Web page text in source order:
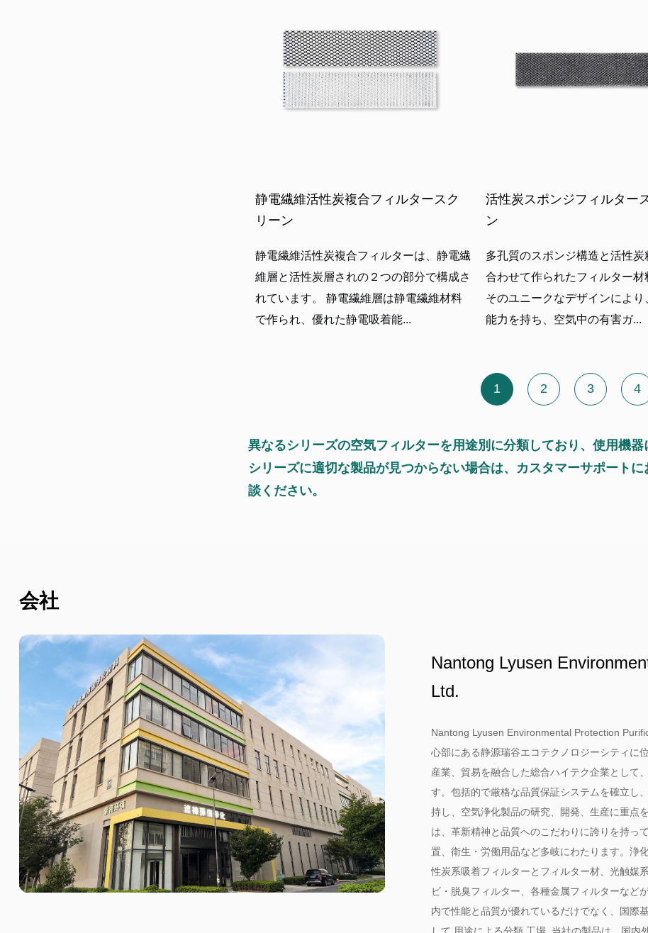
静電繊維活性炭複合フィルタースク
リーン
静電繊維活性炭複合フィルターは、静電繊
維層と活性炭層されの２つの部分で構成さ
れています。 静電繊維層は静電繊維材料
で作られ、優れた静電吸着能...
活性炭スポンジフィルター
ン
多孔質のスポンジ構造と活性炭
合わせて作られたフィルター材
そのユニークなデザインにより
能力を持ち、空気中の有害ガ...
1 2 3 4
異なるシリーズの空気フィルターを用途別に分類しており、使用機
シリーズに適切な製品が見つからない場合は、カスタマーサポート
談ください。
会社
Nantong Lyusen
Ltd.
Nantong Lyusen Environmental Protection
心部にある静源瑞谷エコテクノロジーシティに
産業、貿易を融合した総合ハイテク企業として
す。包括的で厳格な品質保証システムを確立し
持し、空気浄化製品の研究、開発、生産に重点
は、革新精神と品質へのこだわりに誇りを持っ
置、衛生・労働用品など多岐にわたります。浄
性炭系吸着フィルターとフィルター材、光触媒
ビ・脱臭フィルター、各種金属フィルターなど
内で性能と品質が優れているだけでなく、国際